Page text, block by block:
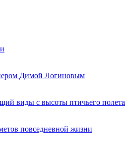
Димой Логиновым
виды с высоты птичьего полета
повседневной жизни